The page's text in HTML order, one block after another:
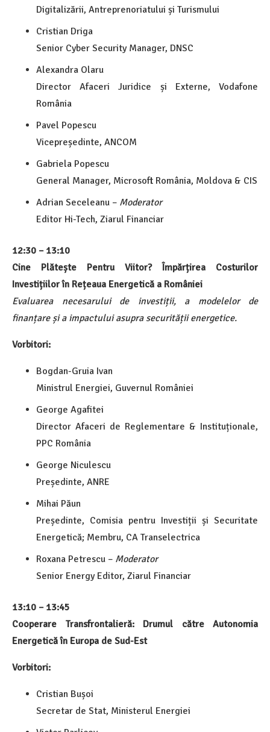
Digitalizării, Antreprenoriatului și Turismului
Cristian Driga
Senior Cyber Security Manager, DNSC
Alexandra Olaru
Director Afaceri Juridice și Externe, Vodafone
România
Pavel Popescu
Vicepreședinte, ANCOM
Gabriela Popescu
General Manager, Microsoft România, Moldova & CIS
Adrian Seceleanu – Moderator
Editor Hi-Tech, Ziarul Financiar
12:30 – 13:10
Cine Plătește Pentru Viitor? Împărțirea Costurilor
Investițiilor în Rețeaua Energetică a României
Evaluarea necesarului de investiții, a modelelor de
finanțare și a impactului asupra securității energetice.
Vorbitori:
Bogdan-Gruia Ivan
Ministrul Energiei, Guvernul României
George Agafitei
Director Afaceri de Reglementare & Instituționale,
PPC România
George Niculescu
Președinte, ANRE
Mihai Păun
Președinte, Comisia pentru Investiții și Securitate
Energetică; Membru, CA Transelectrica
Roxana Petrescu – Moderator
Senior Energy Editor, Ziarul Financiar
13:10 – 13:45
Cooperare Transfrontalieră: Drumul către Autonomia
Energetică în Europa de Sud-Est
Vorbitori:
Cristian Bușoi
Secretar de Stat, Ministerul Energiei